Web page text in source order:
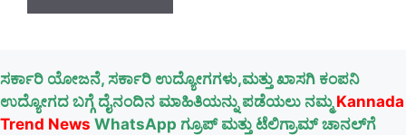
ಸರ್ಕಾರಿ ಯೋಜನೆ, ಸರ್ಕಾರಿ ಉದ್ಯೋಗಗಳು,ಮತ್ತು ಖಾಸಗಿ ಕಂಪನಿ
ಉದ್ಯೋಗದ ಬಗ್ಗೆ ದೈನಂದಿನ ಮಾಹಿತಿಯನ್ನು ಪಡೆಯಲು ನಮ್ಮKannada
Trend News WhatsApp ಗ್ರೂಪ್ ಮತ್ತು ಟೆಲಿಗ್ರಾಮ್ ಚಾನಲ್‌ಗೆ